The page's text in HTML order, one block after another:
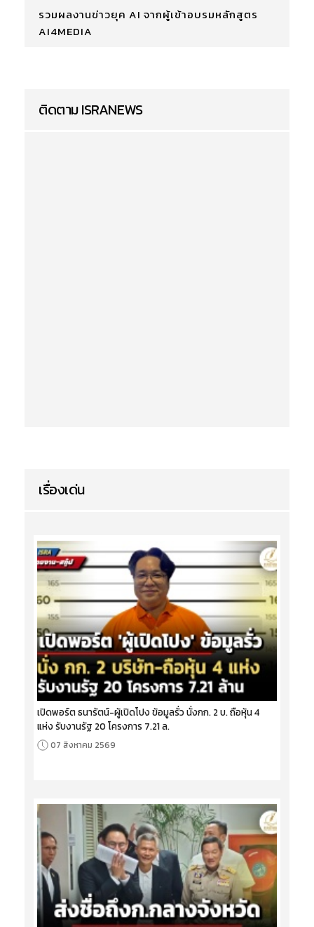
รวมผลงานข่าวยุค AI จากผู้เข้าอบรมหลักสูตร
AI4MEDIA
ติดตาม ISRANEWS
เรื่องเด่น
เปิดพอร์ต ธนารัตน์-ผู้เปิดโปง ข้อมูลรั่ว นั่งกก. 2 บ. ถือหุ้น 4
แห่ง รับงานรัฐ 20 โครงการ 7.21 ล.
07 สิงหาคม 2569